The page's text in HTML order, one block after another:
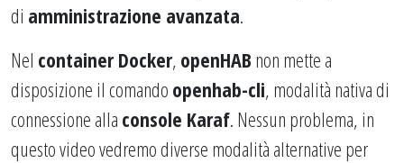
di amministrazione avanzata.
Nel container Docker, openHAB non mette a
disposizione il comando openhab-cli, modalità nativa di
connessione alla console Karaf. Nessun problema, in
questo video vedremo diverse modalità alternative per